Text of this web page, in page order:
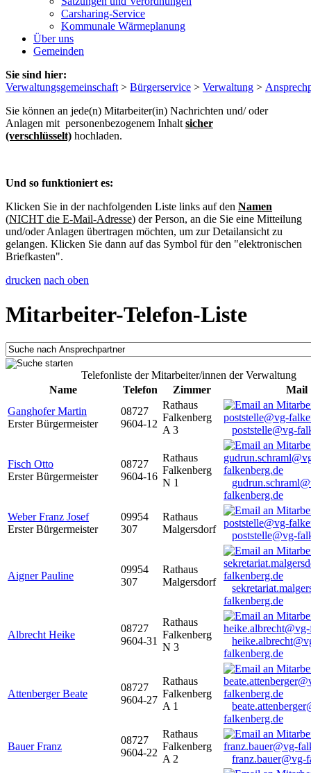
Carsharing-Service
Kommunale Wärmeplanung
Über uns
Gemeinden
Sie sind hier:
Verwaltungsgemeinschaft > Bürgerservice > Verwaltung >
Sie können an jede(n) Mitarbeiter(in) Nachrichten und/ oder
Anlagen mit personenbezogenem Inhalt sicher
(verschlüsselt) hochladen.
Und so funktioniert es:
Klicken Sie in der nachfolgenden Liste links auf den Namen
(NICHT die E-Mail-Adresse) der Person, an die Sie eine Mitteilung
und/oder Anlagen übertragen möchten, um zur Detailansicht zu
gelangen. Klicken Sie dann auf das Symbol für den "elektronischen
Briefkasten".
drucken nach oben
Mitarbeiter-Telefon-Liste
Telefonliste der Mitarbeiter/innen der Verwaltung
Name
Telefon Zimmer
Mail
Ganghofer Martin
Erster Bürgermeister
08727
9604-12
Rathaus
Falkenberg
A 3
poststelle@vg-
Fisch Otto
Erster Bürgermeister
08727
9604-16
Rathaus
Falkenberg
N 1
falkenberg.de
Weber Franz Josef
Erster Bürgermeister
09954
307
Rathaus
Malgersdorf
poststelle@vg-
Aigner Pauline
09954
307
Rathaus
Malgersdorf
falkenberg.de
Albrecht Heike
08727
9604-31
Rathaus
Falkenberg
N 3
falkenberg.de
Attenberger Beate
08727
9604-27
Rathaus
Falkenberg
A 1
falkenberg.de
Bauer Franz
08727
9604-22
Rathaus
Falkenberg
A 2
franz.bauer@vg-